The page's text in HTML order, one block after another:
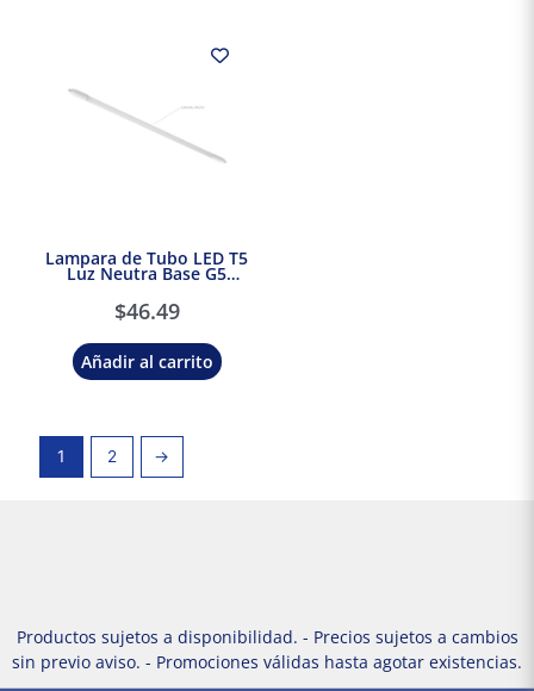
Lampara de Tubo LED T5
Luz Neutra Base G5
$46.49
Añadir al carrito
1 2 →
Productos sujetos a disponibilidad. - Precios sujetos a cambios
sin previo aviso. - Promociones válidas hasta agotar existencias.